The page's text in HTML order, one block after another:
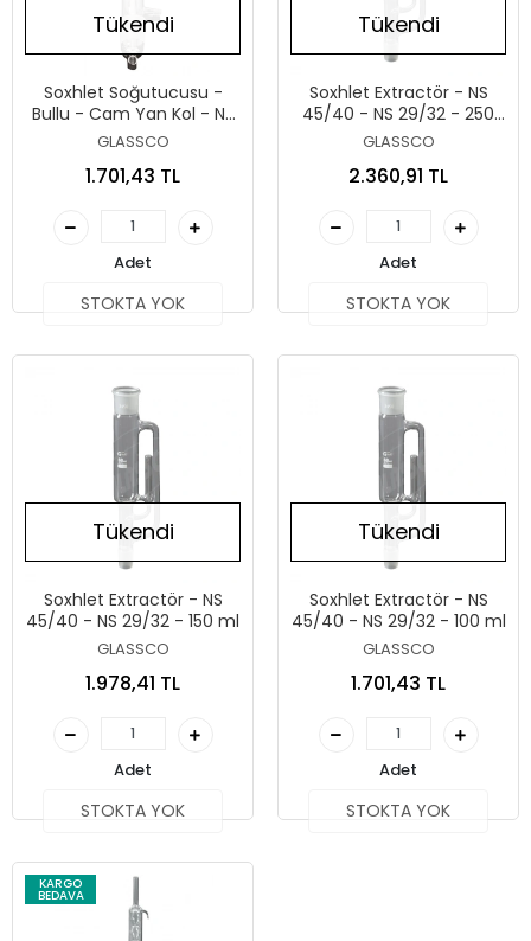
Tükendi
Soxhlet Soğutucusu -
Bullu - Cam Yan Kol - NS
45/40 - 100 ml - 300 mm
GLASSCO
1.701,43 TL
Adet
STOKTA YOK
Tükendi
Soxhlet Extractör - NS
45/40 - NS 29/32 - 250
ml
GLASSCO
2.360,91 TL
Adet
STOKTA YOK
Tükendi
Soxhlet Extractör - NS
45/40 - NS 29/32 - 150 ml
GLASSCO
1.978,41 TL
Adet
STOKTA YOK
Tükendi
Soxhlet Extractör - NS
45/40 - NS 29/32 - 100 ml
GLASSCO
1.701,43 TL
Adet
STOKTA YOK
KARGO
BEDAVA